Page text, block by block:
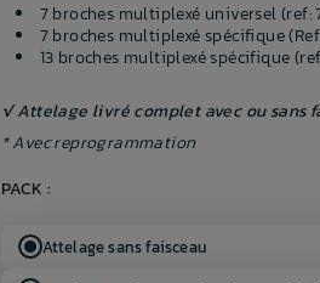
7 broches multiplexé universel (ref:
7 broches multiplexé spécifique
13 broches multiplexé spécifique
√ Attelage livré complet avec ou sans
* Avec reprogrammation
PACK :
Attelage sans faisceau